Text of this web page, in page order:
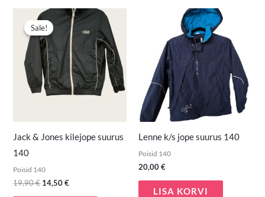
Sale!
Sale!
Jack & Jones kilejope suurus
140
Poisid 140
19,90€
Algne
hind
oli:
19,90 €.
14,50€
Praegune
hind
on:
14,50 €.
Lenne k/s jope suurus 140
Poisid 140
20,00€
LISA KORVI